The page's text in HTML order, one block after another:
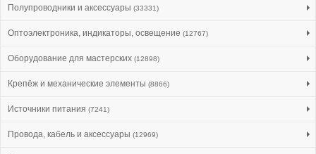
Полупроводники и аксессуары (33331)
Оптоэлектроника, индикаторы, освещение (12767)
Оборудование для мастерских (12898)
Крепёж и механические элементы (8866)
Источники питания (7241)
Провода, кабель и аксессуары (12969)